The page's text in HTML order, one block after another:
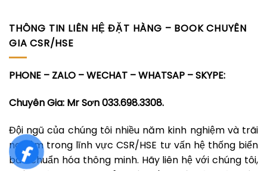
THÔNG TIN LIÊN HỆ ĐẶT HÀNG – BOOK CHUYÊN
GIA CSR/HSE
PHONE – ZALO – WECHAT – WHATSAP – SKYPE:
Chuyên Gia: Mr Sơn 033.698.3308.
Đội ngũ của chúng tôi nhiều năm kinh nghiệm và trãi
nghiệm trong lĩnh vực CSR/HSE tư vấn hệ thống biển
báo chuẩn hóa thông minh. Hãy liên hệ với chúng tôi,